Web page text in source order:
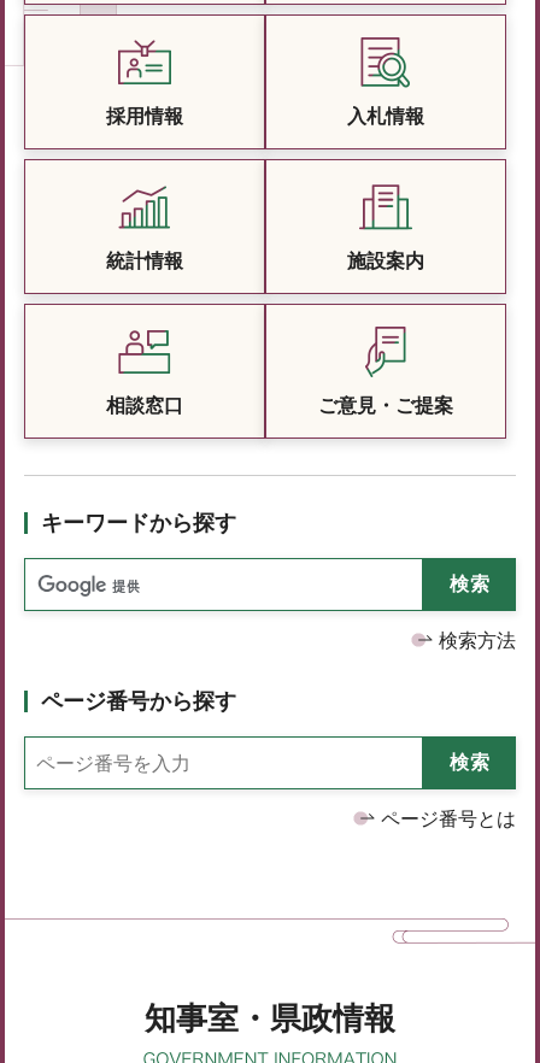
採用情報 入札情報
統計情報 施設案内
相談窓口 ご意見・ご提案
キーワードから探す
検索方法
ページ番号から探す
ページ番号とは
知事室・県政情報